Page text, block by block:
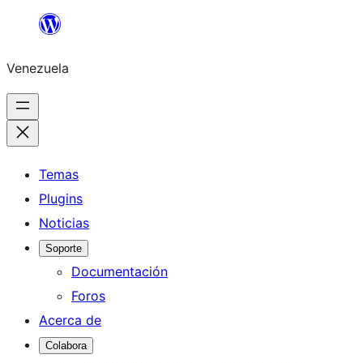
Saltar
contenido
Venezuela
Temas
Plugins
Noticias
Soporte
Documentación
Foros
Acerca de
Colabora